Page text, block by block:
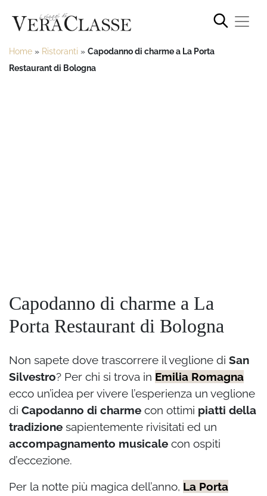
Home » Ristoranti » Capodanno di charme a La Porta
Restaurant di Bologna
Capodanno di charme a La
Porta Restaurant di Bologna
Non sapete dove trascorrere il veglione di San
Silvestro? Per chi si trova in Emilia Romagna
ecco un’idea per vivere l’esperienza un veglione
di Capodanno di charme con ottimi piatti della
tradizione sapientemente rivisitati ed un
accompagnamento musicale con ospiti
d’eccezione.
Per la notte più magica dell’anno, La Porta